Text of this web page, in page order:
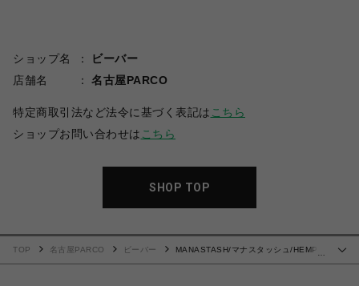
ショップ名
ビーバー
店舗名
名古屋PARCO
特定商取引法など法令に基づく表記は こちら
ショップお問い合わせは こちら
SHOP TOP
…
TOP 名古屋PARCO ビーバー
MANASTASH/マナスタッシュ/HEMP